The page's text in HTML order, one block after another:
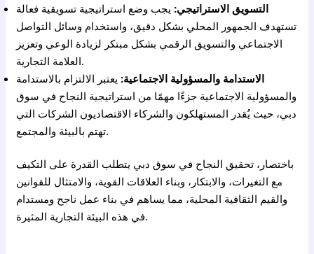
التسويق الاستراتيجي: يجب وضع استراتيجية تسويقية فعالة
تستهدف الجمهور المحلي بشكل دقيق، واستخدام وسائل التواصل
الاجتماعي والتسويق الرقمي بشكل مبتكر لزيادة الوعي وتعزيز
العلامة التجارية.
الاستدامة والمسؤولية الاجتماعية: يعتبر الالتزام بالاستدامة
والمسؤولية الاجتماعية جزءًا مهمًا من استراتيجية النجاح في سوق
دبي، حيث يُقدر المستهلكون والشركاء الاقتصاديون الشركات التي
تهتم بالبيئة والمجتمع.
باختصار، تحقيق النجاح في سوق دبي يتطلب القدرة على التكيف
مع التغيرات، والابتكار، وبناء العلاقات القوية، والامتثال للقوانين
والقيم الثقافية المحلية، مما يساهم في بناء عمل ناجح ومستدام
في هذه البيئة التجارية المثيرة.